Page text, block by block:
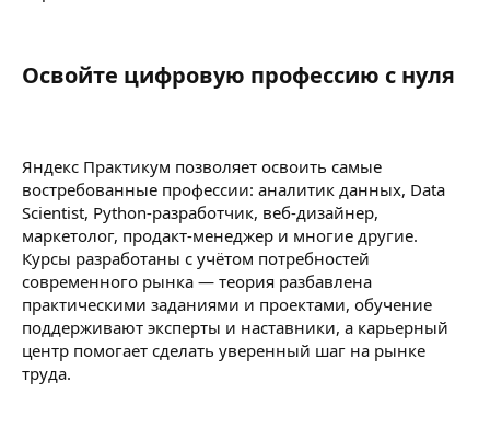
Освойте цифровую профессию с нуля​
Яндекс Практикум позволяет освоить самые
востребованные профессии: аналитик данных, Data
Scientist, Python-разработчик, веб-дизайнер,
маркетолог, продакт-менеджер и многие другие.
Курсы разработаны с учётом потребностей
современного рынка — теория разбавлена
практическими заданиями и проектами, обучение
поддерживают эксперты и наставники, а карьерный
центр помогает сделать уверенный шаг на рынке
труда.